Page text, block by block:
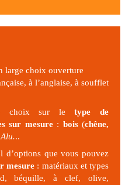
large choix ouverture
à l’anglaise, à soufflet
le choix sur letype de
sur mesure: bois (chêne,
..
d’options que vous pouvez
mesure : matériaux et types
béquille, à clef, olive,